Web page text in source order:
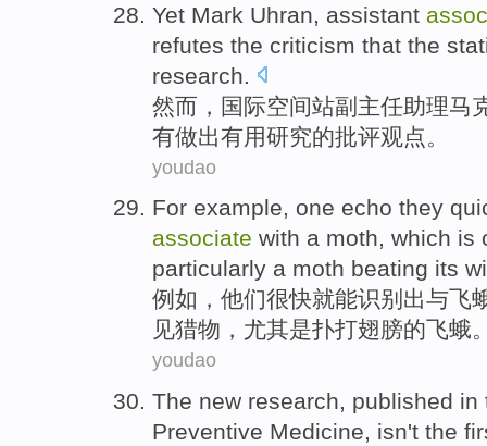
Yet Mark Uhran assistant
refutes the criticism that the
research
然而 ，国际空间站副主任助理马
有做出有用研究的批评观点 。
youdao
For example, one echo they
associate with a moth, which is
particularly a moth beating its
例如 ， 他们很快就能识别出与飞
见猎物 ， 尤其是扑打翅膀的飞蛾
youdao
The new research, published in
Preventive Medicine, isn't the